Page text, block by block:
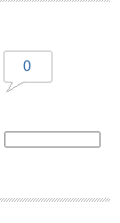
0